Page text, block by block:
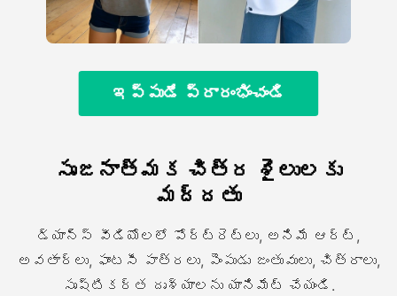
ఇప్పుడే ప్రారంభించండి
సృజనాత్మక చిత్ర శైలులకు
మద్దతు
డ్యాన్స్ వీడియోలలో పోర్ట్రెట్లు, అనిమే ఆర్ట్,
అవతార్లు, ఫాంటసీ పాత్రలు, పెంపుడు జంతువులు, చిత్రాలు,
సృష్టికర్త దృశ్యాలను యానిమేట్ చేయండి.